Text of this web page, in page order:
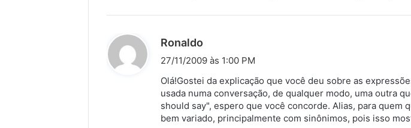
e
Ronaldo
i
s
e
:
27/11/2009 às 1:00 PM
Olá!Gostei da explicação que você deu sobre as
usada numa conversação, de qualquer modo, uma outra
should say", espero que você concorde. Alias, para
bem variado, principalmente com sinônimos, pois isso